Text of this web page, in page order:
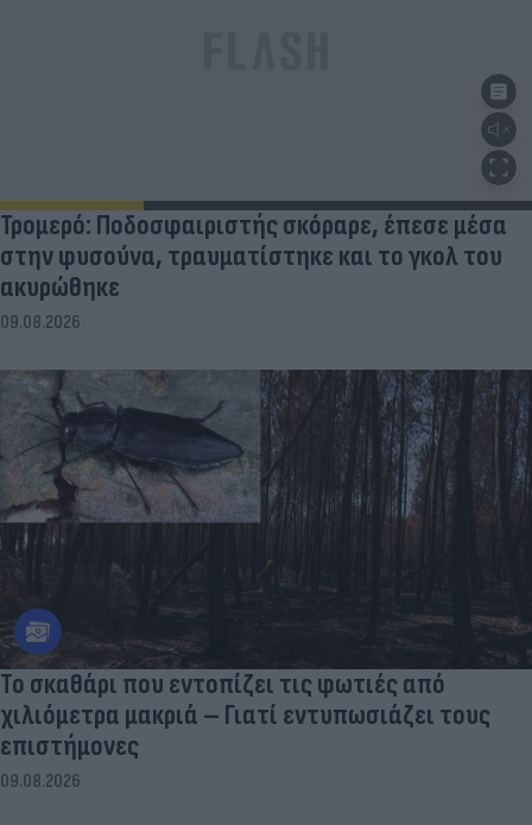
Τρομερό: Ποδοσφαιριστής σκόραρε, έπεσε μέσα
στην φυσούνα, τραυματίστηκε και το γκολ του
ακυρώθηκε
09.08.2026
Το σκαθάρι που εντοπίζει τις φωτιές από
χιλιόμετρα μακριά – Γιατί εντυπωσιάζει τους
επιστήμονες
09.08.2026